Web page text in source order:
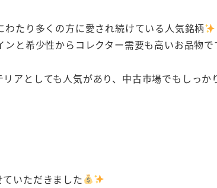
たり多くの方に愛され続けている人気銘柄
と希少性からコレクター需要も高いお品物で
アとしても人気があり、中古市場でもしっ
いただきました